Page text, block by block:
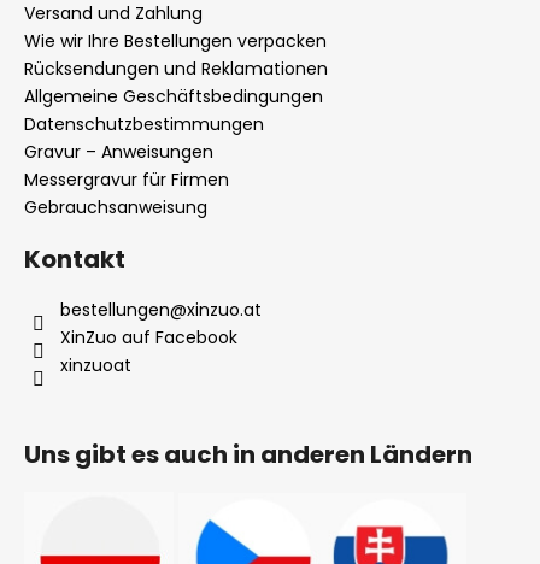
Versand und Zahlung
Wie wir Ihre Bestellungen verpacken
Rücksendungen und Reklamationen
Allgemeine Geschäftsbedingungen
Datenschutzbestimmungen
Gravur – Anweisungen
Messergravur für Firmen
Gebrauchsanweisung
Kontakt
bestellungen@xinzuo.at
XinZuo auf Facebook
xinzuoat
Uns gibt es auch in anderen Ländern